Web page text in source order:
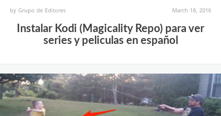
byGrupo de Editores March 18, 2016
Instalar Kodi (Magicality Repo) para ver
series y peliculas en español